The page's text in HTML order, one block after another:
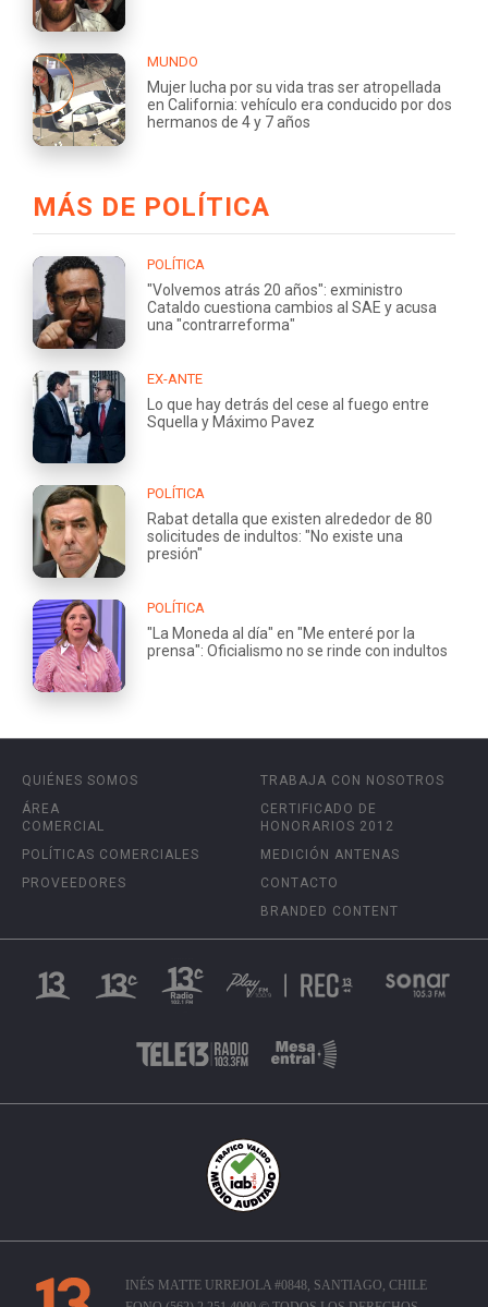
MUNDO
Mujer lucha por su vida tras ser atropellada
en California: vehículo era conducido por dos
hermanos de 4 y 7 años
MÁS DE POLÍTICA
POLÍTICA
"Volvemos atrás 20 años": exministro
Cataldo cuestiona cambios al SAE y acusa
una "contrarreforma"
EX-ANTE
Lo que hay detrás del cese al fuego entre
Squella y Máximo Pavez
POLÍTICA
Rabat detalla que existen alrededor de 80
solicitudes de indultos: "No existe una
presión"
POLÍTICA
"La Moneda al día" en "Me enteré por la
prensa": Oficialismo no se rinde con indultos
QUIÉNES SOMOS
ÁREA
COMERCIAL
POLÍTICAS COMERCIALES
PROVEEDORES
TRABAJA CON NOSOTROS
CERTIFICADO DE
HONORARIOS 2012
MEDICIÓN ANTENAS
CONTACTO
BRANDED CONTENT
INÉS MATTE URREJOLA #0848, SANTIAGO, CHILE